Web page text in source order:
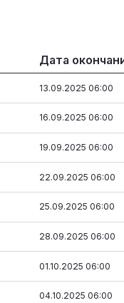
Дата
13.09.2025 06:00
16.09.2025 06:00
19.09.2025 06:00
22.09.2025 06:00
25.09.2025 06:00
28.09.2025 06:00
01.10.2025 06:00
04.10.2025 06:00